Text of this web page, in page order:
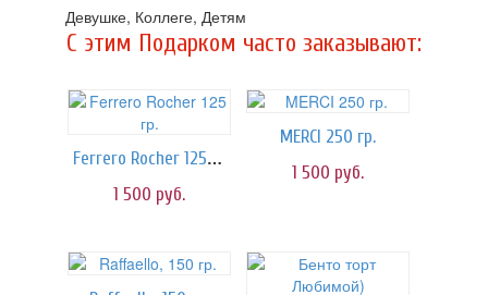
Девушке, Коллеге, Детям
C этим Подарком часто заказывают:
Ferrero Rocher 125 гр.
1 500 руб.
MERCI 250 гр.
1 500 руб.